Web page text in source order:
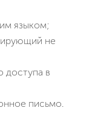
языком;
не
доступа в
письмо.